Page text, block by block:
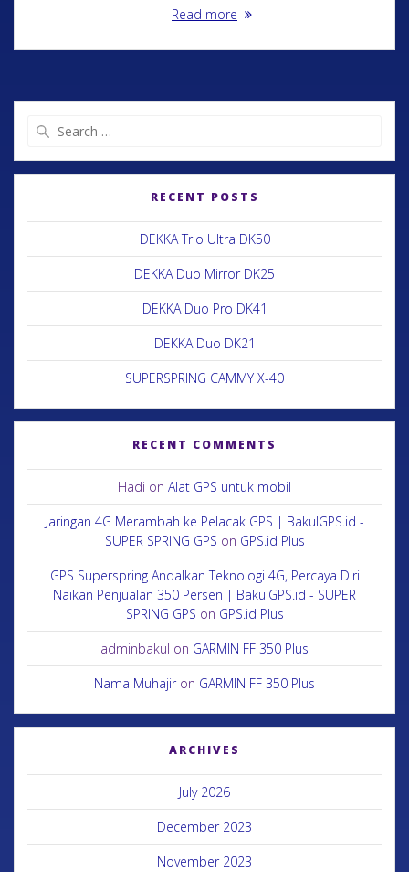
Read more
RECENT POSTS
DEKKA Trio Ultra DK50
DEKKA Duo Mirror DK25
DEKKA Duo Pro DK41
DEKKA Duo DK21
SUPERSPRING CAMMY X-40
RECENT COMMENTS
Hadi on Alat GPS untuk mobil
Jaringan 4G Merambah ke Pelacak GPS | BakulGPS.id -
SUPER SPRING GPS on GPS.id Plus
GPS Superspring Andalkan Teknologi 4G, Percaya Diri
Naikan Penjualan 350 Persen | BakulGPS.id - SUPER
SPRING GPS on GPS.id Plus
adminbakul on GARMIN FF 350 Plus
Nama Muhajiron GARMIN FF 350 Plus
ARCHIVES
July 2026
December 2023
November 2023